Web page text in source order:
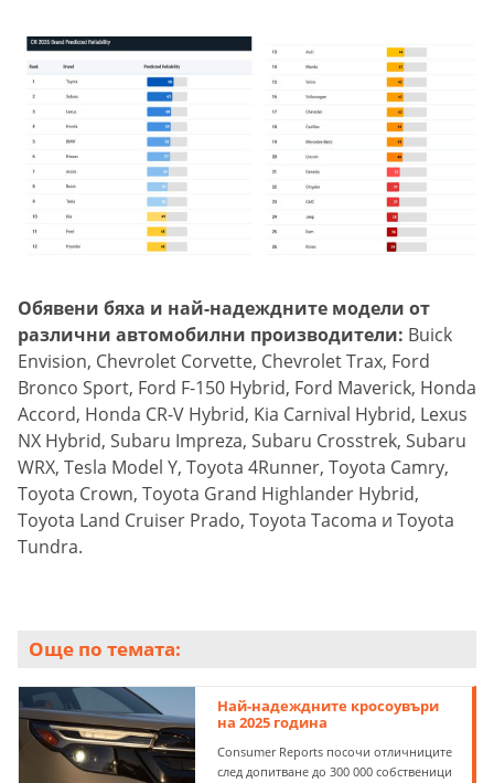
Обявени бяха и най-надеждните модели от
различни автомобилни производители: Buick
Envision, Chevrolet Corvette, Chevrolet Trax, Ford
Bronco Sport, Ford F-150 Hybrid, Ford Maverick, Honda
Accord, Honda CR-V Hybrid, Kia Carnival Hybrid, Lexus
NX Hybrid, Subaru Impreza, Subaru Crosstrek, Subaru
WRX, Tesla Model Y, Toyota 4Runner, Toyota Camry,
Toyota Crown, Toyota Grand Highlander Hybrid,
Toyota Land Cruiser Prado, Toyota Tacoma и Toyota
Tundra.
Още по темата:
Най-надеждните кросоувъри
на 2025 година
Consumer Reports посочи отличниците
след допитване до 300 000 собственици